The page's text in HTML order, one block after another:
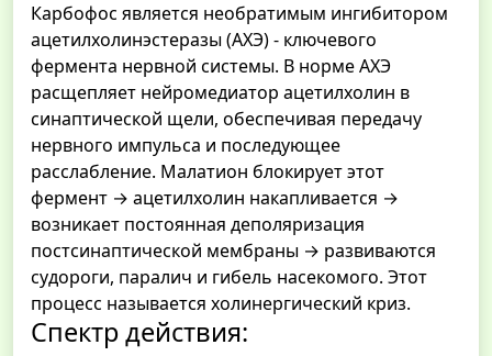
Карбофос является необратимым ингибитором
ацетилхолинэстеразы (АХЭ) - ключевого
фермента нервной системы. В норме АХЭ
расщепляет нейромедиатор ацетилхолин в
синаптической щели, обеспечивая передачу
нервного импульса и последующее
расслабление. Малатион блокирует этот
фермент → ацетилхолин накапливается →
возникает постоянная деполяризация
постсинаптической мембраны → развиваются
судороги, паралич и гибель насекомого. Этот
процесс называется холинергический криз.
Спектр действия: